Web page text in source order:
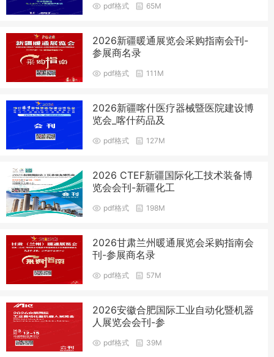
pdf格式 65M
2026新疆暖通展览会采购指南会刊-
参展商名录
pdf格式 111M
2026新疆喀什医疗器械暨医院建设博
览会_喀什药品及
pdf格式 127M
2026 CTEF新疆国际化工技术装备博
览会会刊-新疆化工
pdf格式 198M
2026甘肃兰州暖通展览会采购指南会
刊-参展商名录
pdf格式 57M
2026安徽合肥国际工业自动化暨机器
人展览会会刊-参
pdf格式 39M